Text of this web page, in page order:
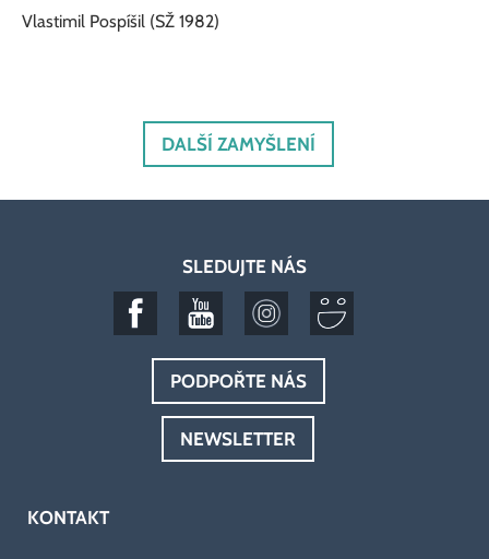
Vlastimil Pospíšil (SŽ 1982)
DALŠÍ ZAMYŠLENÍ
SLEDUJTE NÁS
PODPOŘTE NÁS
NEWSLETTER
KONTAKT